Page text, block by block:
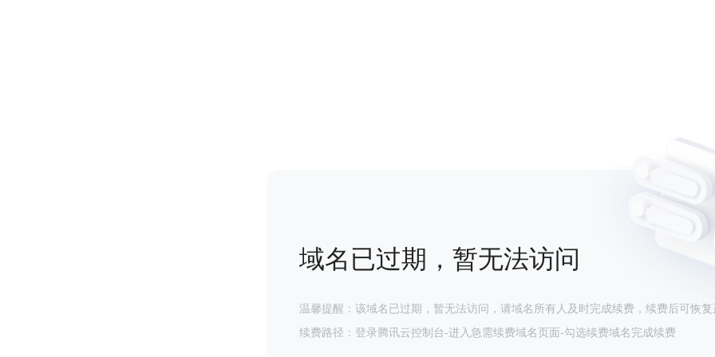
域名已过期，暂无法访问
温馨提醒：该域名已过期，暂无法访问，请域名所有人及时完成续费，续费后可恢复
续费路径：登录腾讯云控制台-进入急需续费域名页面-勾选续费域名完成续费